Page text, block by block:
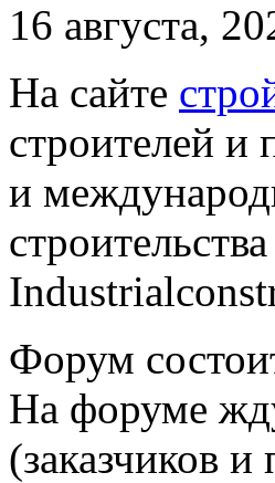
16 августа,
На сайте
строителей и
и
Форум
На форуме
(заказчиков